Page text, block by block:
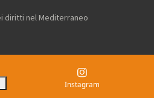
diritti nel Mediterraneo
Instagram